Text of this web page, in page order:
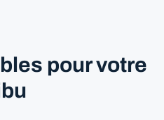
pour votre